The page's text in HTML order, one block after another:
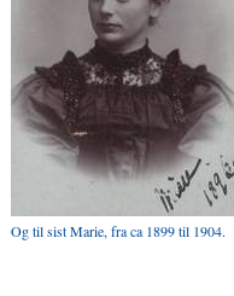
Og til sist Marie, fra ca 1899 til 1904.